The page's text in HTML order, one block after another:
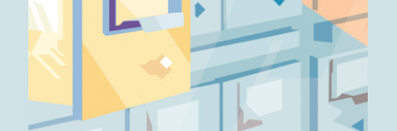
Blog
Lesesaal
Hörsaal